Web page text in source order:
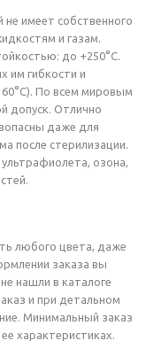
не имеет собственного
и газам.
до +250°C.
им гибкости и
По всем мировым
допуск. Отлично
даже для
после стерилизации.
озона,
любого цвета, даже
заказа вы
нашли в каталоге
и при детальном
Минимальный заказ
характеристиках.